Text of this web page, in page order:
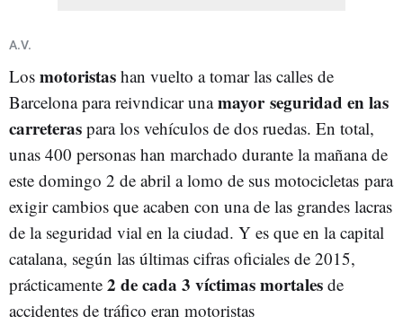
A.V.
Los motoristas han vuelto a tomar las calles de
Barcelona para reivndicar unamayor seguridad en las
carreteras para los vehículos de dos ruedas. En total,
unas 400 personas han marchado durante la mañana de
este domingo 2 de abril a lomo de sus motocicletas para
exigir cambios que acaben con una de las grandes lacras
de la seguridad vial en la ciudad. Y es que en la capital
catalana, según las últimas cifras oficiales de 2015,
prácticamente 2 de cada 3 víctimas mortales de
accidentes de tráfico eran motoristas